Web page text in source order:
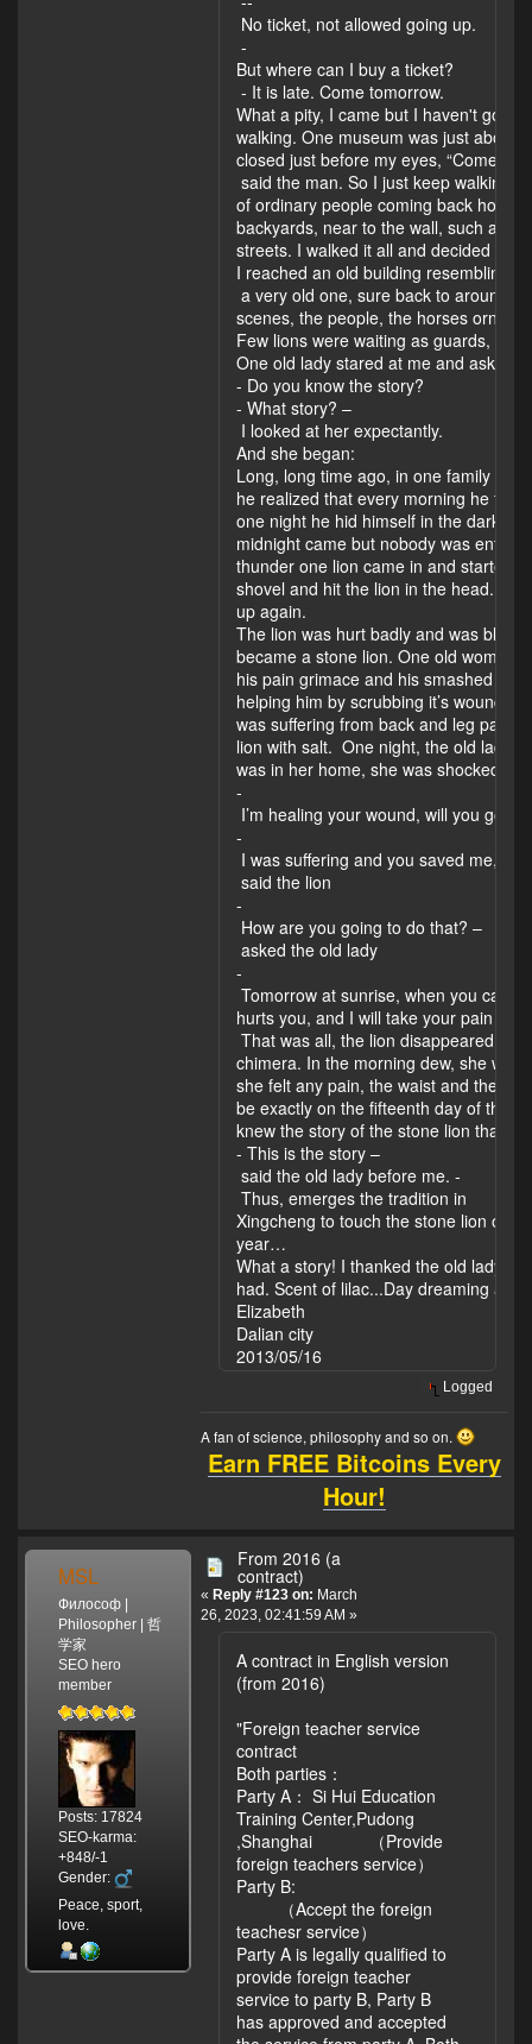
No ticket, not allowed going up.
­ -
But where can I buy a ticket?
­ - It is late. Come tomorrow.
What a pity, I came but I haven't got a
walking. One museum was just about
closed just before my eyes, “Come
said the man. So I just keep walking,
of ordinary people coming back home
backyards, near to the wall, such as
streets. I walked it all and decided to
I reached an old building resembling
a very old one, sure back to around
scenes, the people, the horses
Few lions were waiting as guards,
One old lady stared at me and asked
- Do you know the story?
- What story? –
I looked at her expectantly.
And she began:
Long, long time ago, in one family
he realized that every morning he
one night he hid himself in the dark
midnight came but nobody was
thunder one lion came in and started
shovel and hit the lion in the head.
up again.
The lion was hurt badly and was
became a stone lion. One old woman
his pain grimace and his smashed
helping him by scrubbing it’s wounds
was suffering from back and leg pain,
lion with salt. One night, the old lady
was in her home, she was shocked.
­
I’m healing your wound, will you go
­
I was suffering and you saved me, I
said the lion
­
How are you going to do that? –
asked the old lady
­
Tomorrow at sunrise, when you
hurts you, and I will take your pain
That was all, the lion disappeared as
chimera. In the morning dew, she
she felt any pain, the waist and the
be exactly on the fifteenth day of the
knew the story of the stone lion that
- This is the story –
said the old lady before me. ­
Thus, emerges the tradition in
Xingcheng to touch the stone lion on
year…
What a story! I thanked the old lady
had. Scent of lilac...Day dreaming at
Elizabeth
Dalian city
2013/05/16
Logged
A fan of science, philosophy and so on.
Earn FREE Bitcoins Every
Hour!
MSL
Философ |
Philosopher | 哲
学家
SEO hero
member
Posts: 17824
SEO-karma:
+848/-1
Gender:
Peace, sport,
love.
From 2016 (a
contract)
« Reply #123 on: March
26, 2023, 02:41:59 AM »
A contract in English version
(from 2016)
"Foreign teacher service
contract
Both parties：
Party A： Si Hui Education
Training Center,Pudong
,Shanghai （Provide
foreign teachers service）
Party B:
（Accept the foreign
teachesr service）
Party A is legally qualified to
provide foreign teacher
service to party B, Party B
has approved and accepted